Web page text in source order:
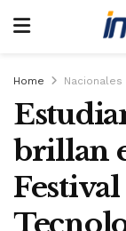
Home Nacionales
brillan